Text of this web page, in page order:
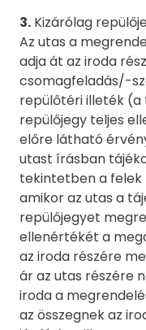
3. Kizárólag
Az utas a
adja át az iroda
csomagfeladás/-
repülőtéri illeték
repülőjegy teljes
előre látható
utast írásban
tekintetben a felek
amikor az utas a
repülőjegyet
ellenértékét a
az iroda részére
ár az utas részére
iroda a
az összegnek az